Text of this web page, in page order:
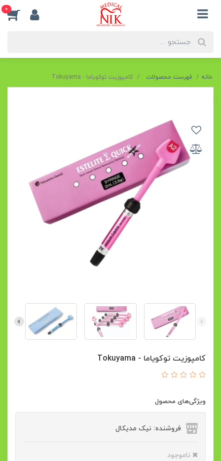
0
خانه فهرست محصولات کامپوزیت توکویاما - Tokuyama
کامپوزیت توکویاما - Tokuyama
ویژگی‌های محصول
فروشنده: نیک مدیکال
ناموجود